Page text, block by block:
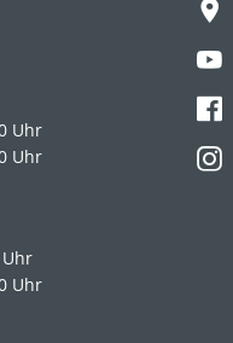
Uhr
Uhr
Uhr